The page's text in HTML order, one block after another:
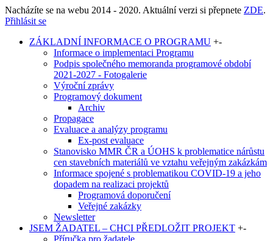
Nacházíte se na webu 2014 - 2020. Aktuální verzi si přepnete ZDE.
Přihlásit se
ZÁKLADNÍ INFORMACE O PROGRAMU +-
Informace o implementaci Programu
Podpis společného memoranda programové období
2021-2027 - Fotogalerie
Výroční zprávy
Programový dokument
Archiv
Propagace
Evaluace a analýzy programu
Ex-post evaluace
Stanovisko MMR ČR a ÚOHS k problematice nárůstu
cen stavebních materiálů ve vztahu veřejným zakázkám
Informace spojené s problematikou COVID-19 a jeho
dopadem na realizaci projektů
Programová doporučení
Veřejné zakázky
Newsletter
JSEM ŽADATEL – CHCI PŘEDLOŽIT PROJEKT +-
Příručka pro žadatele